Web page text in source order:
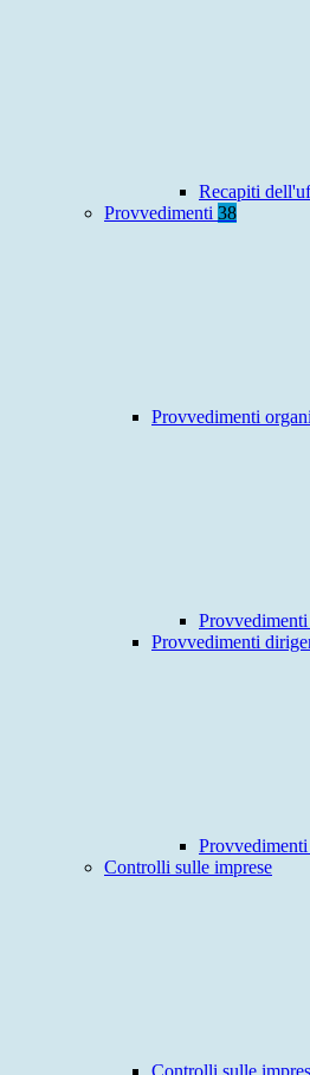
Recapiti
Provvedimenti 38
Provvedimenti
Provvedimenti
Controlli sulle imprese